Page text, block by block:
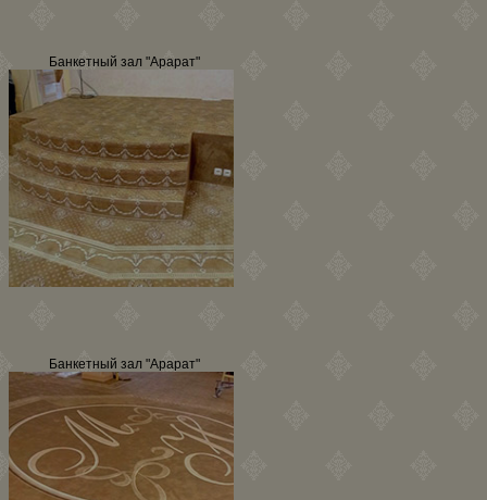
Банкетный зал "Арарат"
Банкетный зал "Арарат"